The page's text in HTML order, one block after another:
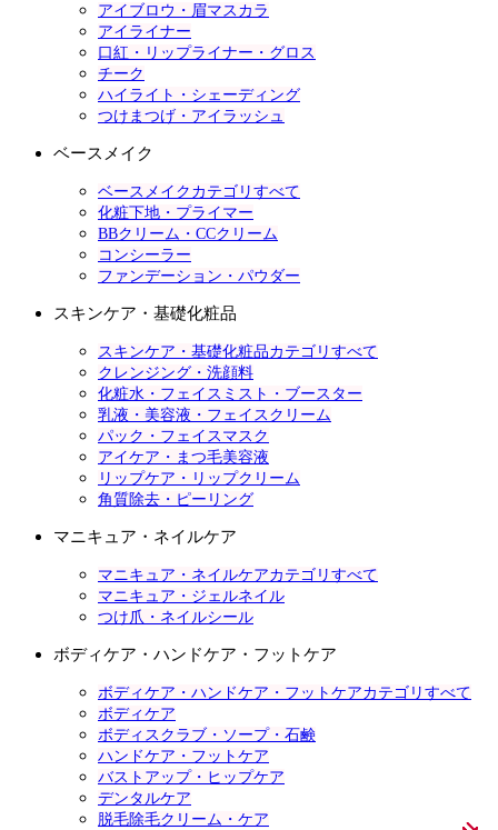
アイブロウ・眉マスカラ
アイライナー
口紅・リップライナー・グロス
チーク
ハイライト・シェーディング
つけまつげ・アイラッシュ
ベースメイク
ベースメイクカテゴリすべて
化粧下地・プライマー
BBクリーム・CCクリーム
コンシーラー
ファンデーション・パウダー
スキンケア・基礎化粧品
スキンケア・基礎化粧品カテゴリすべて
クレンジング・洗顔料
化粧水・フェイスミスト・ブースター
乳液・美容液・フェイスクリーム
パック・フェイスマスク
アイケア・まつ毛美容液
リップケア・リップクリーム
角質除去・ピーリング
マニキュア・ネイルケア
マニキュア・ネイルケアカテゴリすべて
マニキュア・ジェルネイル
つけ爪・ネイルシール
ボディケア・ハンドケア・フットケア
ボディケア・ハンドケア・フットケアカテゴリすべて
ボディケア
ボディスクラブ・ソープ・石鹸
ハンドケア・フットケア
バストアップ・ヒップケア
デンタルケア
脱毛除毛クリーム・ケア